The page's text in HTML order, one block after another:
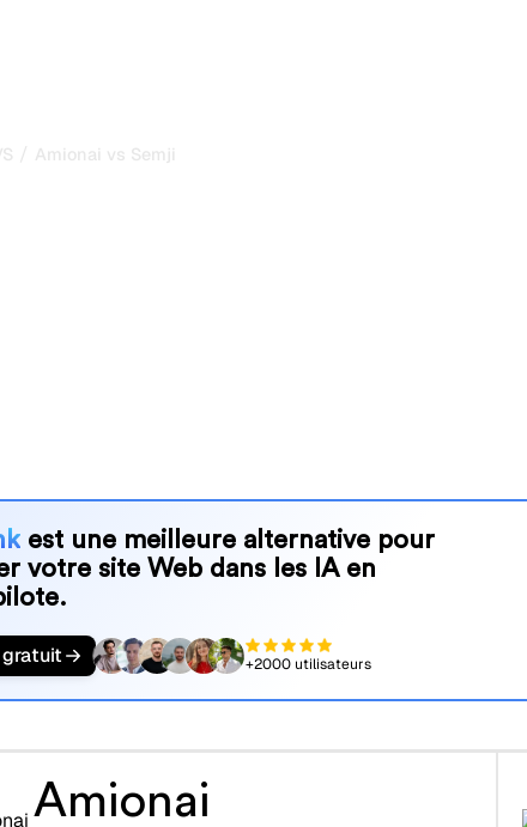
/ Amionai vs Semji
est une meilleure alternative pour
votre site Web dans les IA en
+2000 utilisateurs
Amionai